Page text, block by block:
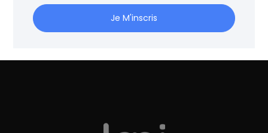
Je M'inscris